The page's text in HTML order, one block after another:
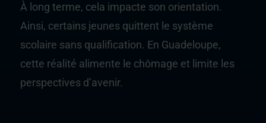
À long terme, cela impacte son orientation.
Ainsi, certains jeunes quittent le système
scolaire sans qualification. En Guadeloupe,
cette réalité alimente le chômage et limite les
perspectives d’avenir.